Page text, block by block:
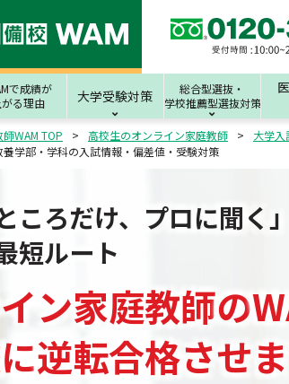
で成績が
がる理由
大学受験対策
総合型選抜・
学校推薦型選抜対策
WAM TOP 高校生のオンライン家庭教師 大学
学部・学科の入試情報・偏差値・受験対策
ころだけ、プロに聞く」
短ルート
ン家庭教師の
に逆転合格させま